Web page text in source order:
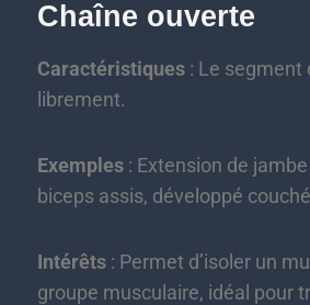
Chaîne ouverte
Caractéristiques : Le segment
librement.
Exemples : Extension de
biceps assis, développé
Intérêts : Permet d’isoler un
groupe musculaire, idéal pour